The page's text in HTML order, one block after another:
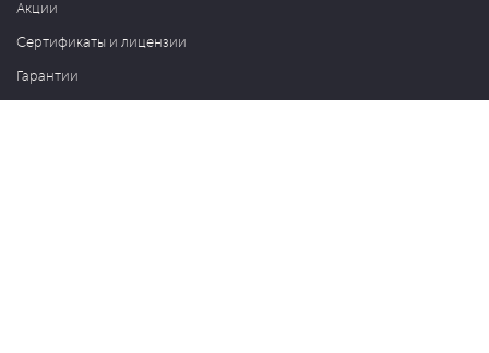
Акции
Сертификаты и лицензии
Гарантии